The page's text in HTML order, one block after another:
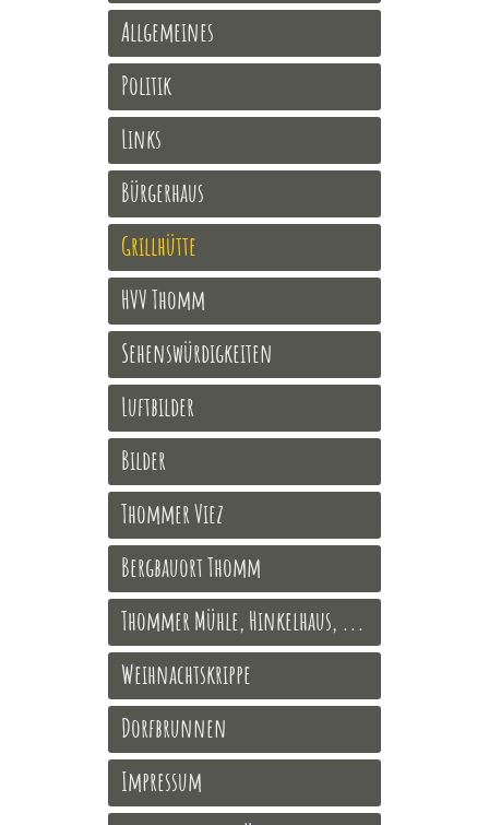
Allgemeines
Politik
Links
Bürgerhaus
Grillhütte
HVV Thomm
Sehenswürdigkeiten
Luftbilder
Bilder
Thommer Viez
Bergbauort Thomm
Thommer Mühle, Hinkelhaus, ...
Weihnachtskrippe
Dorfbrunnen
Impressum